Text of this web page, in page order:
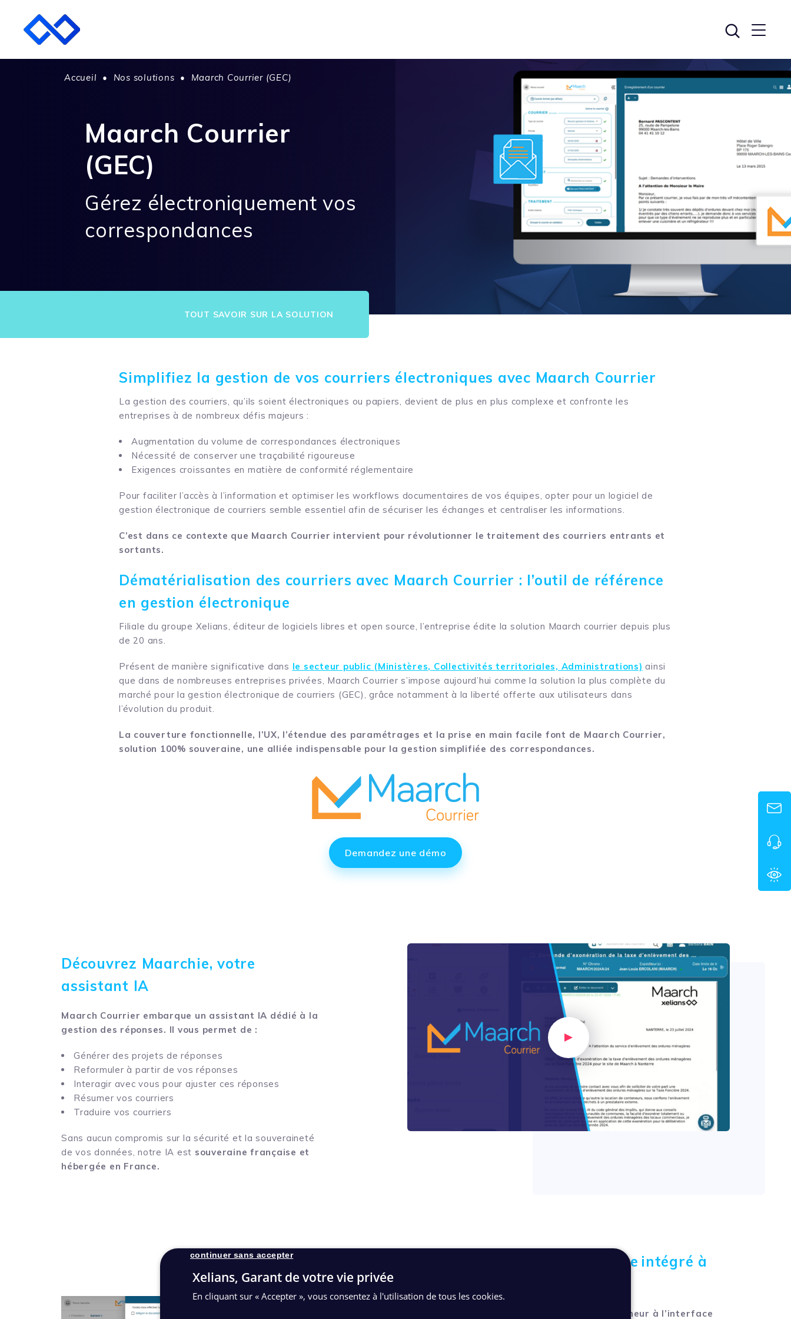
Accueil • Nos solutions • Maarch Courrier (GEC)
Maarch Courrier
(GEC)
Gérez électroniquement vos
correspondances
TOUT SAVOIR SUR LA SOLUTION
Simplifiez la gestion de vos courriers électroniques avec Maarch Courrier
La gestion des courriers, qu’ils soient électroniques ou papiers, devient de plus en plus complexe et confronte les
entreprises à de nombreux défis majeurs :
Augmentation du volume de correspondances électroniques
Nécessité de conserver une traçabilité rigoureuse
Exigences croissantes en matière de conformité réglementaire
Pour faciliter l’accès à l’information et optimiser les workflows documentaires de vos équipes, opter pour un logiciel de
gestion électronique de courriers semble essentiel afin de sécuriser les échanges et centraliser les informations.
C’est dans ce contexte que Maarch Courrier intervient pour révolutionner le traitement des courriers entrants et
sortants.
Dématérialisation des courriers avec Maarch Courrier : l’outil de référence
en gestion électronique
Filiale du groupe Xelians, éditeur de logiciels libres et open source, l’entreprise édite la solution Maarch courrier depuis plus
de 20 ans.
Présent de manière significative dans le secteur public (Ministères, Collectivités territoriales, Administrations) ainsi
que dans de nombreuses entreprises privées, Maarch Courrier s’impose aujourd’hui comme la solution la plus complète du
marché pour la gestion électronique de courriers (GEC), grâce notamment à la liberté offerte aux utilisateurs dans
l’évolution du produit.
La couverture fonctionnelle, l’UX, l’étendue des paramétrages et la prise en main facile font de Maarch Courrier,
solution 100% souveraine, une alliée indispensable pour la gestion simplifiée des correspondances.
Demandez une démo
Découvrez Maarchie, votre
assistant IA
Maarch Courrier embarque un assistant IA dédié à la
gestion des réponses. Il vous permet de :
Générer des projets de réponses
Reformuler à partir de vos réponses
Interagir avec vous pour ajuster ces réponses
Résumer vos courriers
Traduire vos courriers
Sans aucun compromis sur la sécurité et la souveraineté
de vos données, notre IA est souveraine française et
hébergée en France.
Lire
Parapheur électronique intégré à
Maarch Courrier intègre un parapheur à l’interface
Xelians, Garant de votre vie privée
En cliquant sur « Accepter », vous consentez à l'utilisation de tous les cookies.
continuer sans accepter